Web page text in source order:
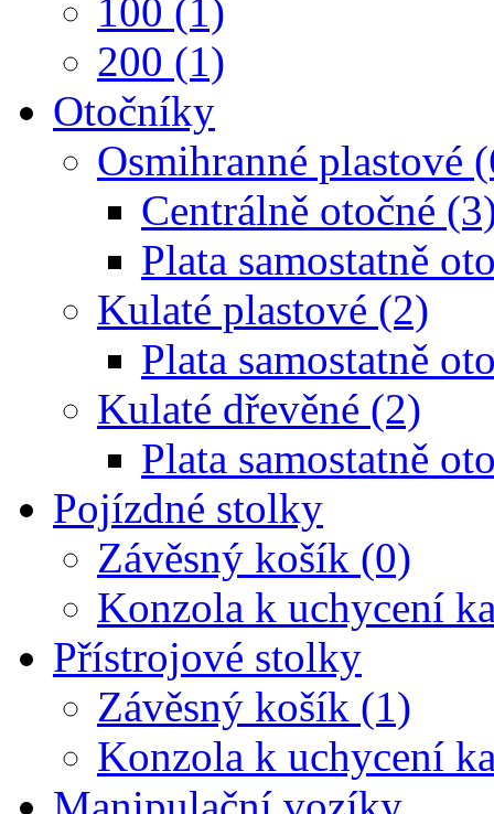
100 (1)
200 (1)
Otočníky
Osmihranné plastové
Centrálně otočné
Plata samostatně
Kulaté plastové (2)
Plata samostatně
Kulaté dřevěné (2)
Plata samostatně
Pojízdné stolky
Závěsný košík (0)
Konzola k uchycení
Přístrojové stolky
Závěsný košík (1)
Konzola k uchycení